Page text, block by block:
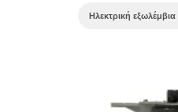
Ηλεκτρική